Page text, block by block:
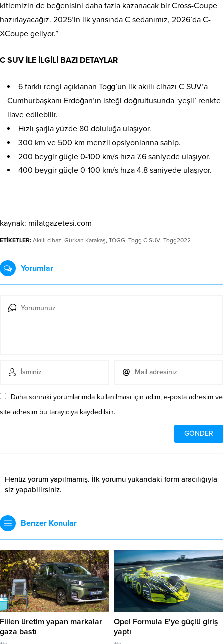
kitlemizin de beğenisini daha fazla kazanacak bir Cross-Coupe
hazırlayacağız. 2025’in ilk yarısında C sedanımız, 2026’da C-
XCoupe geliyor.”
C SUV İLE İLGİLİ BAZI DETAYLAR
6 farklı rengi açıklanan Togg’un ilk akıllı cihazı C SUV’a
Cumhurbaşkanı Erdoğan’ın isteği doğrultusunda ‘yeşil’ renkte
ilave edilebilir.
Hızlı şarjla yüzde 80 doluluğa ulaşıyor.
300 km ve 500 km menzil opsiyonlarına sahip.
200 beygir güçle 0-100 km/s hıza 7.6 saniyede ulaşıyor.
400 beygir güçle 0-100 km/s hıza 4.8 saniyede ulaşıyor.
kaynak: milatgazetesi.com
ETİKETLER: Akıllı cihaz, Gürkan Karakaş, TOGG, Togg C SUV, Togg2022
Yorumlar
Daha sonraki yorumlarımda kullanılması için adım, e-posta adresim ve
site adresim bu tarayıcıya kaydedilsin.
Henüz yorum yapılmamış. İlk yorumu yukarıdaki form aracılığıyla
siz yapabilirsiniz.
Benzer Konular
Fiilen üretim yapan markalar
gaza bastı
Opel Formula E’ye güçlü giriş
yaptı